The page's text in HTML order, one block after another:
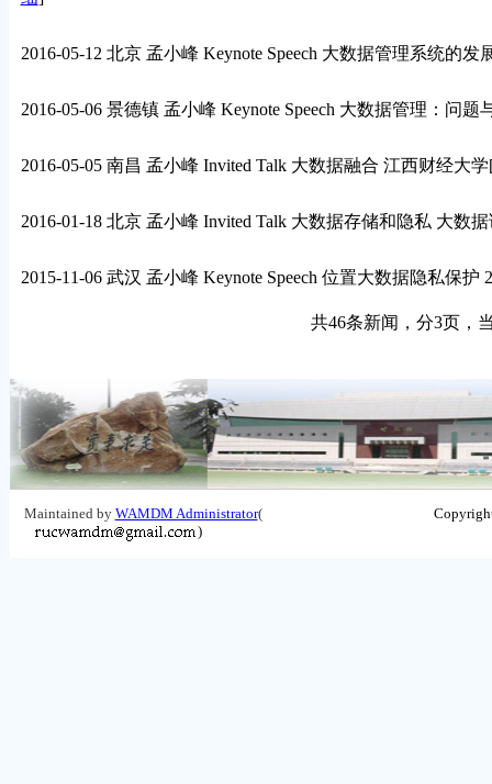
2016-05-12 北京 孟小峰 Keynote Speech 大数据管理系统的
2016-05-06 景德镇 孟小峰 Keynote Speech 大数据管理：问
2016-05-05 南昌 孟小峰 Invited Talk 大数据融合 江西财经大学
2016-01-18 北京 孟小峰 Invited Talk 大数据存储和隐私 大数
2015-11-06 武汉 孟小峰 Keynote Speech 位置大数据隐私保
共46条新闻，分3页，
Maintained by WAMDM Administrator(
)